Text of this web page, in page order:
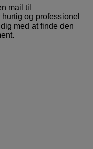
mail til
og professionel
med at finde den